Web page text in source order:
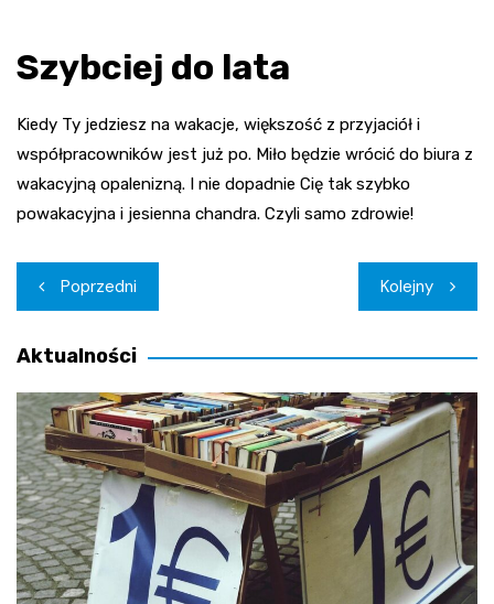
Szybciej do lata
Kiedy Ty jedziesz na wakacje, większość z przyjaciół i
współpracowników jest już po. Miło będzie wrócić do biura z
wakacyjną opalenizną. I nie dopadnie Cię tak szybko
powakacyjna i jesienna chandra. Czyli samo zdrowie!
Nawigacja
wpisu
Poprzedni Kolejny
Aktualności